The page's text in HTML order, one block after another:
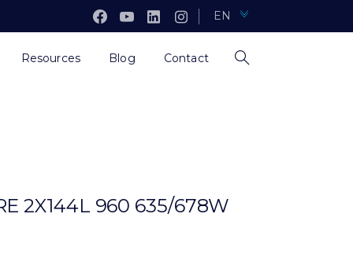
EN
Resources Blog Contact
2X144L 960 635/678W